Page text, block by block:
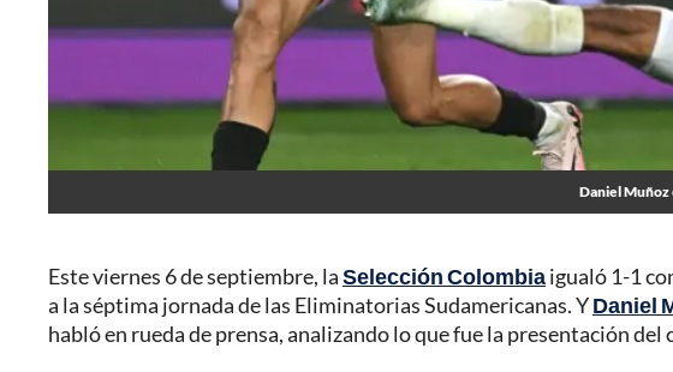
Daniel Muñoz
Este viernes 6 de septiembre, laSelección Colombiaigualó 1-1
a la séptima jornada de las Eliminatorias Sudamericanas. YDaniel
habló en rueda de prensa, analizando lo que fue la presentación del